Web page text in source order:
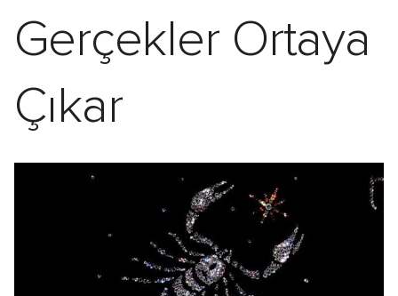
Gerçekler Ortaya
Çıkar